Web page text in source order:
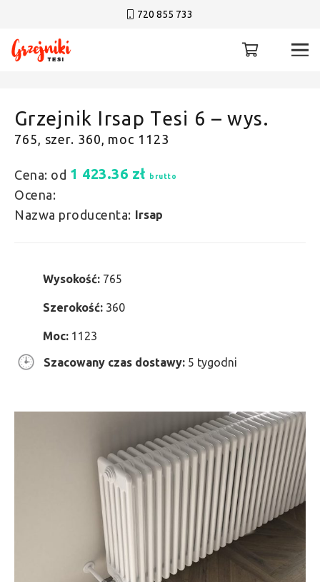
720 855 733
Grzejnik Irsap Tesi 6 – wys.
765, szer. 360, moc 1123
Cena: od 1 423.36 zł brutto
Ocena:
Nazwa producenta: Irsap
Wysokość: 765
Szerokość: 360
Moc: 1123
Szacowany czas dostawy: 5 tygodni